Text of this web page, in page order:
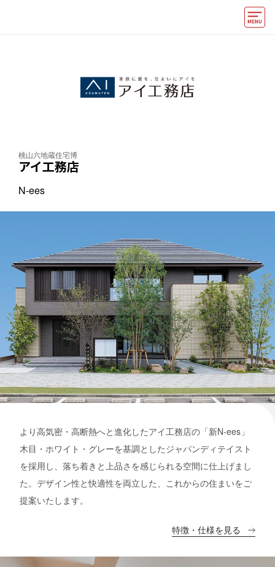
住宅会社・ハウスメーカー
好みからモデルハウスを探す
マイページ アカウント登録
桃山六地蔵住宅博
アイ工務店
N-ees
より高気密・高断熱へと進化したアイ工務店の「新N-ees」
木目・ホワイト・グレーを基調としたジャパンディテイスト
を採用し、落ち着きと上品さを感じられる空間に仕上げまし
た。デザイン性と快適性を両立した、これからの住まいをご
提案いたします。
特徴・仕様を見る